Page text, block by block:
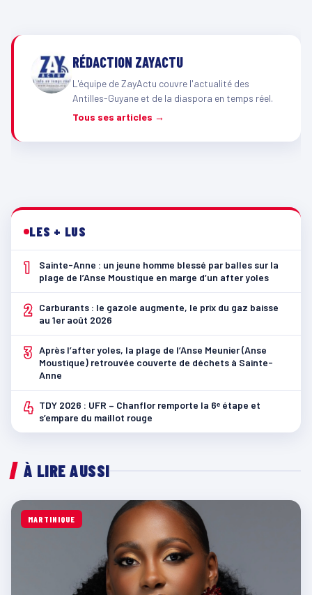
RÉDACTION ZAYACTU
L'équipe de ZayActu couvre l'actualité des
Antilles-Guyane et de la diaspora en temps réel.
Tous ses articles →
LES + LUS
1
Sainte-Anne : un jeune homme blessé par balles sur la
plage de l’Anse Moustique en marge d’un after yoles
2
Carburants : le gazole augmente, le prix du gaz baisse
au 1er août 2026
3 Après l’after yoles, la plage de l’Anse Meunier (Anse
Moustique) retrouvée couverte de déchets à Sainte-
Anne
4 TDY 2026 : UFR – Chanflor remporte la 6ᵉ étape et
s’empare du maillot rouge
À LIRE AUSSI
MARTINIQUE